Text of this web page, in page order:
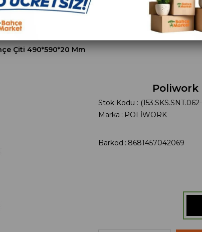
Çiti 490*590*20 Mm
Poliwork
Stok Kodu
Marka : POLİWORK
Barkod : 8681457042069